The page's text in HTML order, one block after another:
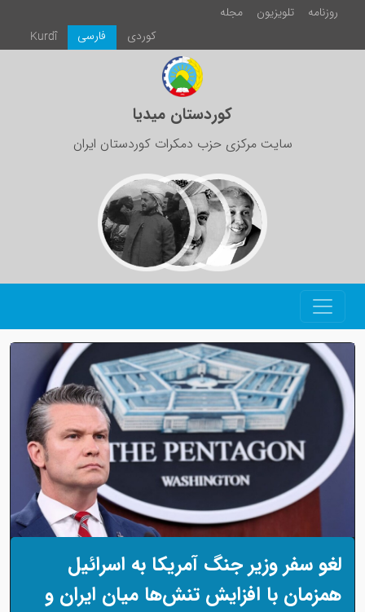
روزنامە تلویزیون
مجلە
Kurdî
فارسی كوردی
کوردستان میدیا
سایت مرکزی حزب دمکرات کوردستان ایران
لغو سفر وزیر جنگ آمریکا به اسرائیل
همزمان با افزایش تنش‌ها میان ایران و